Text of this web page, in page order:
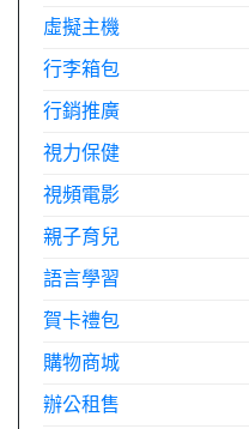
虛擬主機
行李箱包
行銷推廣
視力保健
視頻電影
親子育兒
語言學習
賀卡禮包
購物商城
辦公租售